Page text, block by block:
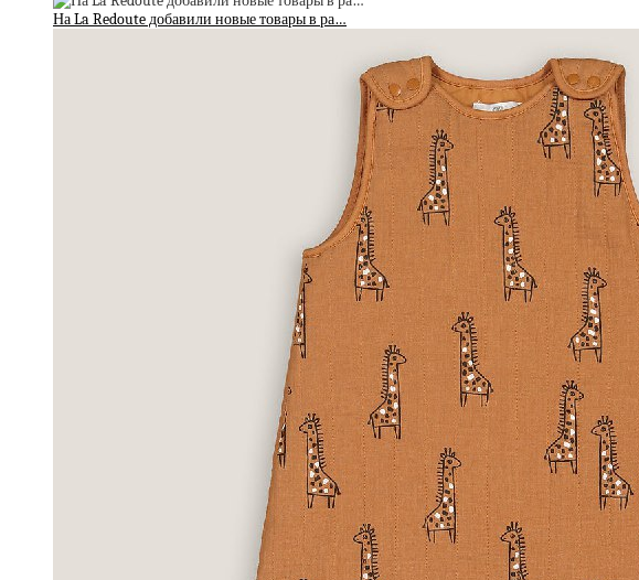
На La Redoute добавили новые товары в ра…